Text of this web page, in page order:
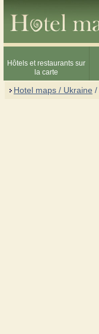
Hôtels et restaurants sur
la carte
Hotel maps / Ukraine /